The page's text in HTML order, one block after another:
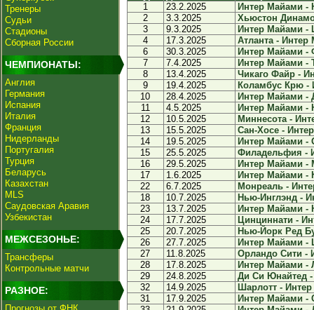
Тренеры
Судьи
Стадионы
Сборная России
ЧЕМПИОНАТЫ:
Англия
Германия
Испания
Италия
Франция
Нидерланды
Португалия
Турция
Беларусь
Казахстан
MLS
Саудовская Аравия
Узбекистан
МЕЖСЕЗОНЬЕ:
Трансферы
Контрольные матчи
РАЗНОЕ:
1
23.2.2025
Интер Майами -
2
3.3.2025
Хьюстон
3
9.3.2025
Интер Майами -
4
17.3.2025
Атланта - Интер
6
30.3.2025
Интер Майами -
7
7.4.2025
Интер Майами -
8
13.4.2025
Чикаго Файр -
9
19.4.2025
Коламбус Крю -
10
28.4.2025
Интер Майами -
11
4.5.2025
Интер Майами -
12
10.5.2025
Миннесота -
13
15.5.2025
Сан-Хосе -
14
19.5.2025
Интер Майами -
15
25.5.2025
Филадельфия -
16
29.5.2025
Интер Майами -
17
1.6.2025
Интер Майами -
22
6.7.2025
Монреаль -
18
10.7.2025
Нью-Инглэнд -
23
13.7.2025
Интер Майами -
24
17.7.2025
Цинциннати -
25
20.7.2025
Нью-Йорк Ред
26
27.7.2025
Интер Майами -
27
11.8.2025
Орландо Сити -
28
17.8.2025
Интер Майами -
29
24.8.2025
Ди Си Юнайтед
32
14.9.2025
Шарлотт -
31
17.9.2025
Интер Майами -